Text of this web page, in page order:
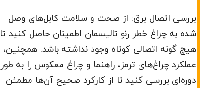
بررسی اتصال برق: از صحت و سلامت کابل‌های وصل
شده به چراغ خطر رنو تالیسمان اطمینان حاصل کنید تا
هیچ گونه اتصالی کوتاه وجود نداشته باشد. همچنین،
عملکرد چراغ‌های ترمز، راهنما و چراغ معکوس را به طور
دوره‌ای بررسی کنید تا از کارکرد صحیح آن‌ها مطمئن